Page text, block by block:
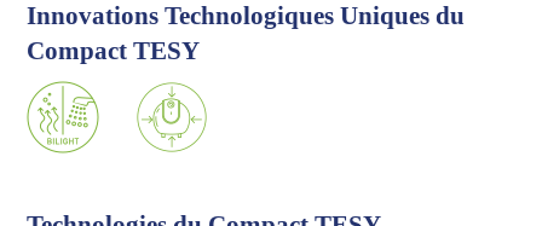
Innovations Technologiques Uniques du
Compact TESY